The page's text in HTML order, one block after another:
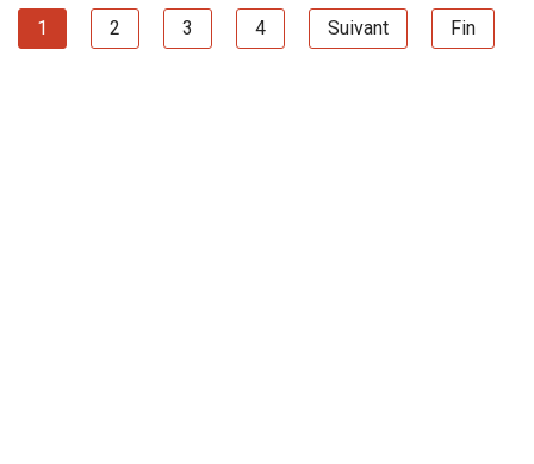
1 2 3 4 Suivant Fin